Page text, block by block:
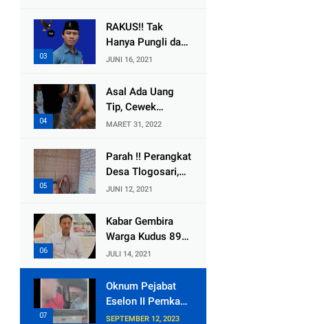
Mengalami
Kecelakaan
RAKUS!! Tak
Hanya Pungli dan
Dana Bedah
Diembat, ,
Perangkat Desa
Selewengkan
Bantuan Mushola
JUNI 16, 2021
Asal Ada Uang
Tip, Cewek
Pemandu Karaoke
Bersedia Bugil
MARET 31, 2022
Parah !! Perangkat
Desa Tlogosari,
Kecamatan
Embat Dana Bedah
Rumah dari
JUNI 12, 2021
Kabar Gembira
Warga Kudus 89
Persen RT di
Kudus Zona Hijau
JULI 14, 2021
Oknum Pejabat
Eselon II Pemkab
Lampung Utara
SEPTEMBER 12, 2023